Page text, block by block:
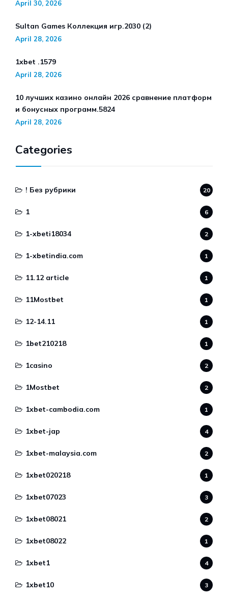
April 30, 2026
Sultan Games Коллекция игр.2030 (2)
April 28, 2026
1xbet .1579
April 28, 2026
10 лучших казино онлайн 2026 сравнение платформ
и бонусных программ.5824
April 28, 2026
Categories
! Без рубрики 20
1 6
1-xbeti18034 2
1-xbetindia.com 1
11.12 article 1
11Mostbet 1
12-14.11 1
1bet210218 1
1casino 2
1Mostbet 2
1xbet-cambodia.com 1
1xbet-jap 4
1xbet-malaysia.com 2
1xbet020218 1
1xbet07023 3
1xbet08021 2
1xbet08022 1
1xbet1 4
1xbet10 3